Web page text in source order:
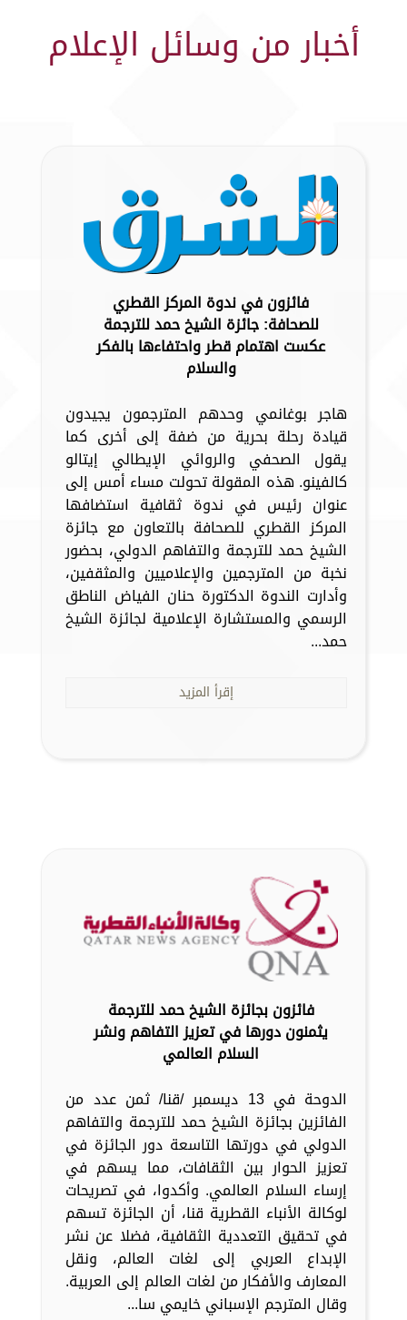
أخبار من وسائل الإعلام
فائزون في ندوة المركز القطري
للصحافة: جائزة الشيخ حمد للترجمة
عكست اهتمام قطر واحتفاءها بالفكر
والسلام
هاجر بوغانمي وحدهم المترجمون يجيدون
قيادة رحلة بحرية من ضفة إلى أخرى كما
يقول الصحفي والروائي الإيطالي إيتالو
كالفينو. هذه المقولة تحولت مساء أمس إلى
عنوان رئيس في ندوة ثقافية استضافها
المركز القطري للصحافة بالتعاون مع جائزة
الشيخ حمد للترجمة والتفاهم الدولي، بحضور
نخبة من المترجمين والإعلاميين والمثقفين،
وأدارت الندوة الدكتورة حنان الفياض الناطق
الرسمي والمستشارة الإعلامية لجائزة الشيخ
حمد...
إقرأ المزيد
فائزون بجائزة الشيخ حمد للترجمة
يثمنون دورها في تعزيز التفاهم ونشر
السلام العالمي
الدوحة في 13 ديسمبر /قنا/ ثمن عدد من
الفائزين بجائزة الشيخ حمد للترجمة والتفاهم
الدولي في دورتها التاسعة دور الجائزة في
تعزيز الحوار بين الثقافات، مما يسهم في
إرساء السلام العالمي. وأكدوا، في تصريحات
لوكالة الأنباء القطرية قنا، أن الجائزة تسهم
في تحقيق التعددية الثقافية، فضلا عن نشر
الإبداع العربي إلى لغات العالم، ونقل
المعارف والأفكار من لغات العالم إلى العربية.
وقال المترجم الإسباني خايمي سا...